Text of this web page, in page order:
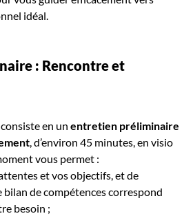
idéal.
: Rencontre et
en un entretien préliminaire
, d’environ 45 minutes, en visio
vous permet :
et vos objectifs, et de
bilan de compétences correspond
besoin ;